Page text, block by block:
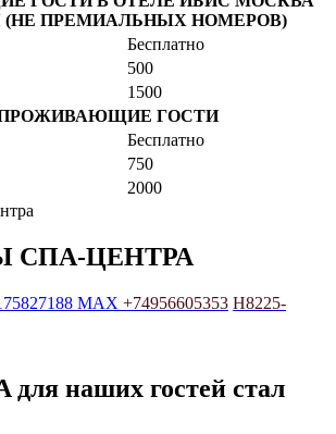
(НЕ ПРЕМИАЛЬНЫХ НОМЕРОВ)
Бесплатно
500
1500
ГОСТИ
Бесплатно
750
2000
СПА-ЦЕНТРА
MAX +74956605353 H8225-
для наших гостей стал